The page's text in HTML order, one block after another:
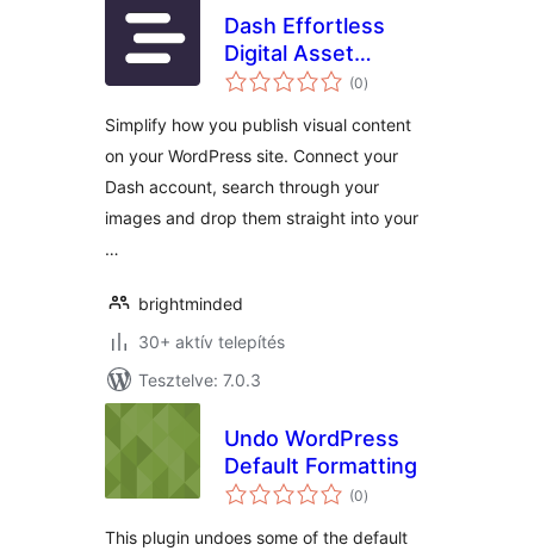
Dash Effortless
Digital Asset
Management
(0értékelés
összesen
)
Simplify how you publish visual content
on your WordPress site. Connect your
Dash account, search through your
images and drop them straight into your
…
brightminded
30+ aktív telepítés
Tesztelve: 7.0.3
Undo WordPress
Default Formatting
(0értékelés
összesen
)
This plugin undoes some of the default